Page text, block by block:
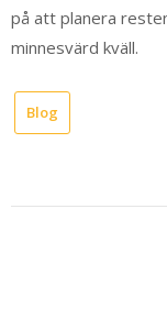
på att planera
minnesvärd kväll.
Blog